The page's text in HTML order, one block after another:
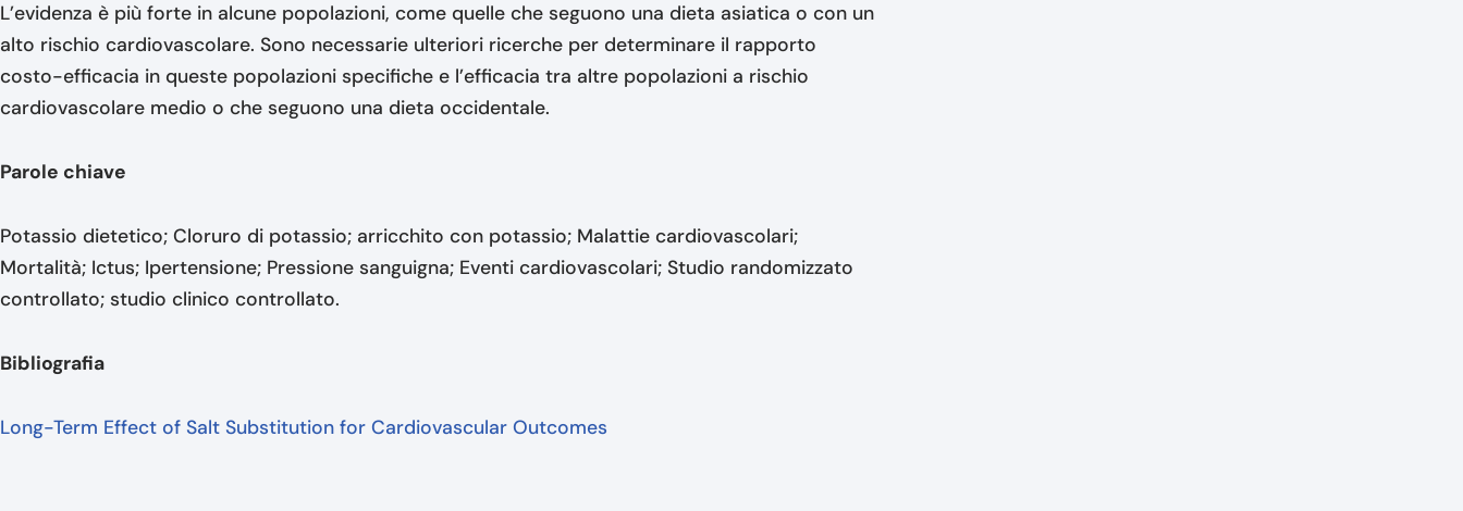
L’evidenza è più forte in alcune popolazioni, come quelle che seguono una dieta asiatica o con un
alto rischio cardiovascolare. Sono necessarie ulteriori ricerche per determinare il rapporto
costo-efficacia in queste popolazioni specifiche e l’efficacia tra altre popolazioni a rischio
cardiovascolare medio o che seguono una dieta occidentale.
Parole chiave
Potassio dietetico; Cloruro di potassio; arricchito con potassio; Malattie cardiovascolari;
Mortalità; Ictus; Ipertensione; Pressione sanguigna; Eventi cardiovascolari; Studio randomizzato
controllato; studio clinico controllato.
Bibliografia
Long-Term Effect of Salt Substitution for Cardiovascular Outcomes